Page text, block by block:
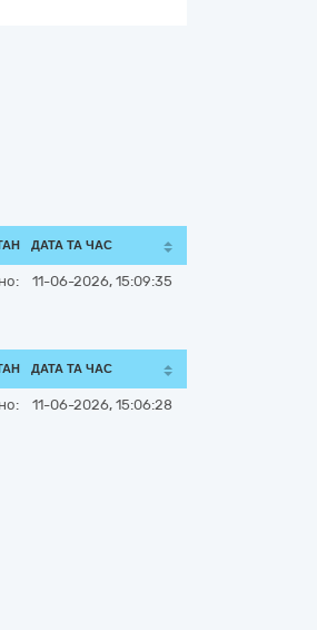
ДАТА ТА ЧАС
11-06-2026, 15:09:35
ДАТА ТА ЧАС
11-06-2026, 15:06:28